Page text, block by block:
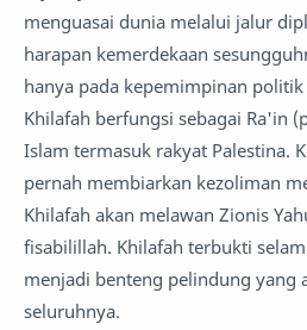
menguasai dunia melalui jalur
harapan kemerdekaan
hanya pada kepemimpinan
Khilafah berfungsi sebagai Ra'in
Islam termasuk rakyat Palestina.
pernah membiarkan kezoliman
Khilafah akan melawan Zionis
fisabilillah. Khilafah terbukti
menjadi benteng pelindung yang
seluruhnya.